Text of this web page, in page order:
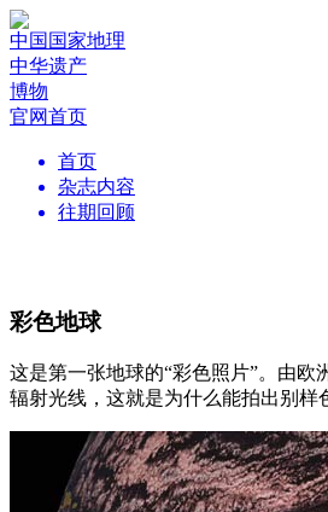
中国国家地理
中华遗产
博物
官网首页
首页
杂志内容
往期回顾
彩色地球
这是第一张地球的“彩色照片”。由
辐射光线，这就是为什么能拍出别样